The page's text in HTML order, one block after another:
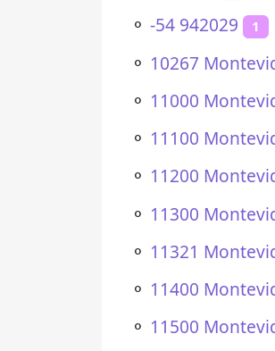
⚬ -54 942029 1
⚬ 10267
⚬ 11000
⚬ 11100
⚬ 11200
⚬ 11300
⚬ 11321
⚬ 11400
⚬ 11500